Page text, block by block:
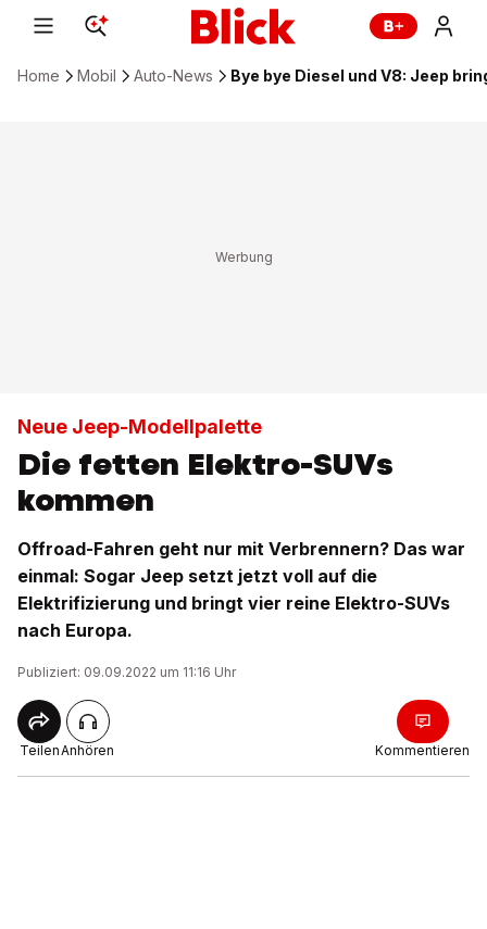
Home Mobil Auto-News Bye bye Diesel und V8: Jeep
Neue Jeep-Modellpalette
Die fetten Elektro-SUVs
kommen
Offroad-Fahren geht nur mit Verbrennern? Das war
einmal: Sogar Jeep setzt jetzt voll auf die
Elektrifizierung und bringt vier reine Elektro-SUVs
nach Europa.
Publiziert: 09.09.2022 um 11:16 Uhr
TeilenAnhören Kommentieren